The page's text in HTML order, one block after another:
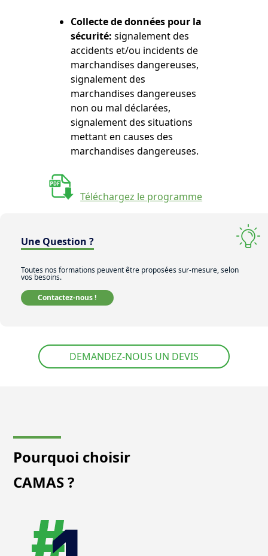
Collecte de données pour la
sécurité:signalement des
accidents et/ou incidents de
marchandises dangereuses,
signalement des
marchandises dangereuses
non ou mal déclarées,
signalement des situations
mettant en causes des
marchandises dangereuses.
Téléchargez le programme
Une Question ?
Toutes nos formations peuvent être proposées sur-mesure, selon
vos besoins.
Contactez-nous !
DEMANDEZ-NOUS UN DEVIS
Pourquoi choisir
CAMAS ?